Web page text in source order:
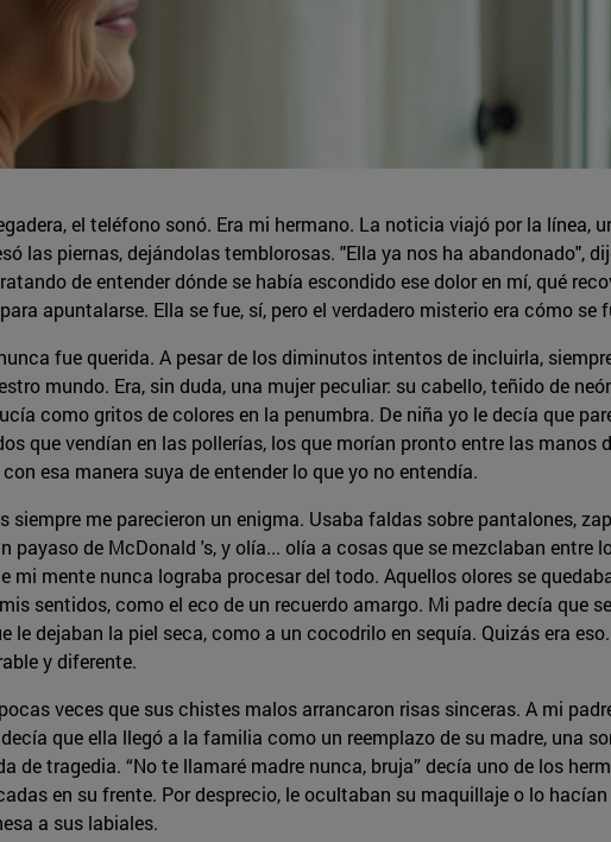
el teléfono sonó. Era mi hermano. La noticia viajó por la línea,
las piernas, dejándolas temblorosas. "Ella ya nos ha abandonado",
de entender dónde se había escondido ese dolor en mí, qué
apuntalarse. Ella se fue, sí, pero el verdadero misterio era cómo se
fue querida. A pesar de los diminutos intentos de incluirla,
mundo. Era, sin duda, una mujer peculiar: su cabello, teñido de
como gritos de colores en la penumbra. De niña yo le decía que
que vendían en las pollerías, los que morían pronto entre las manos
esa manera suya de entender lo que yo no entendía.
siempre me parecieron un enigma. Usaba faldas sobre pantalones,
payaso de McDonald 's, y olía... olía a cosas que se mezclaban entre
mi mente nunca lograba procesar del todo. Aquellos olores se
sentidos, como el eco de un recuerdo amargo. Mi padre decía que
le dejaban la piel seca, como a un cocodrilo en sequía. Quizás era
y diferente.
veces que sus chistes malos arrancaron risas sinceras. A mi
que ella llegó a la familia como un reemplazo de su madre, una
de tragedia. “No te llamaré madre nunca, bruja” decía uno de los
en su frente. Por desprecio, le ocultaban su maquillaje o lo
a sus labiales.